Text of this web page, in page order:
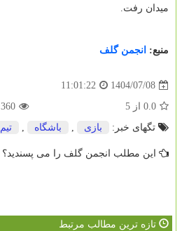
میدان رفت.
منبع: انجمن گلف
1404/07/08
11:01:22
0.0 از 5
360
تگهای خبر:
بازی , باشگاه , تیم
این مطلب انجمن گلف را می پسندید؟
تازه ترین مطالب مرتبط